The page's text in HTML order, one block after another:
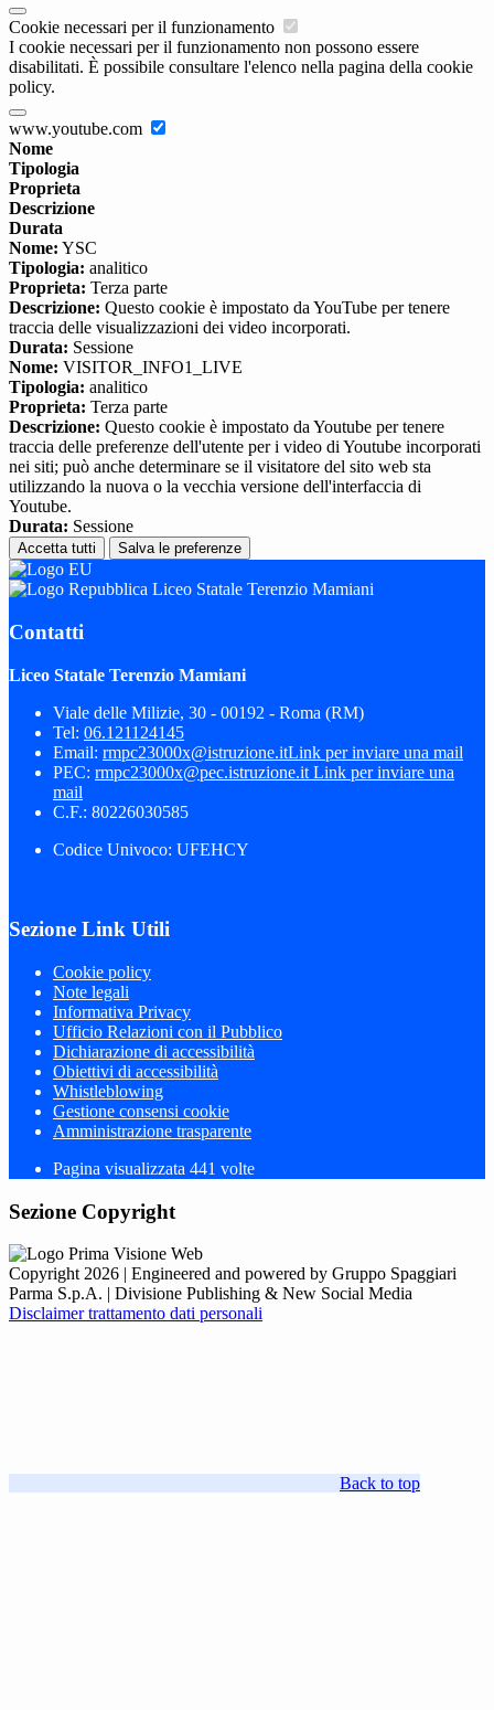
Cookie necessari per il funzionamento
I cookie necessari per il funzionamento non possono essere
disabilitati. È possibile consultare l'elenco nella pagina della cookie
policy.
www.youtube.com
Nome
Tipologia
Proprieta
Descrizione
Durata
Nome: YSC
Tipologia: analitico
Proprieta: Terza parte
Descrizione: Questo cookie è impostato da YouTube per tenere
traccia delle visualizzazioni dei video incorporati.
Durata: Sessione
Nome: VISITOR_INFO1_LIVE
Tipologia: analitico
Proprieta: Terza parte
Descrizione: Questo cookie è impostato da Youtube per tenere
traccia delle preferenze dell'utente per i video di Youtube incorporati
nei siti; può anche determinare se il visitatore del sito web sta
utilizzando la nuova o la vecchia versione dell'interfaccia di
Youtube.
Durata: Sessione
Accetta tutti Salva le preferenze
Liceo Statale Terenzio Mamiani
Contatti
Liceo Statale Terenzio Mamiani
Viale delle Milizie, 30 - 00192 - Roma (RM)
Tel: 06.121124145
Email: rmpc23000x@istruzione.itLink per inviare una mail
PEC: rmpc23000x@pec.istruzione.it Link per inviare una
mail
C.F.: 80226030585
Codice Univoco: UFEHCY
Sezione Link Utili
Cookie policy
Note legali
Informativa Privacy
Ufficio Relazioni con il Pubblico
Dichiarazione di accessibilità
Obiettivi di accessibilità
Whistleblowing
Gestione consensi cookie
Amministrazione trasparente
Pagina visualizzata 441 volte
Sezione Copyright
Copyright 2026 | Engineered and powered by Gruppo Spaggiari
Parma S.p.A. | Divisione Publishing & New Social Media
Disclaimer trattamento dati personali
Back to top